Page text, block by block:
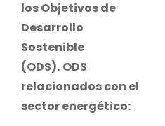
los Objetivos de
Desarrollo
Sostenible
(ODS). ODS
relacionados con el
sector energético: